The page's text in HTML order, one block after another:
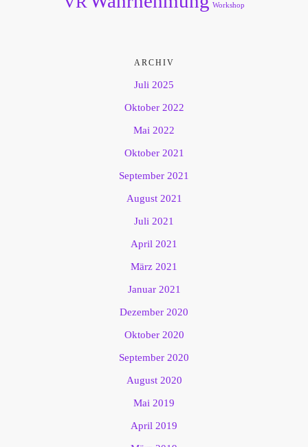
Workshop
ARCHIV
Juli 2025
Oktober 2022
Mai 2022
Oktober 2021
September 2021
August 2021
Juli 2021
April 2021
März 2021
Januar 2021
Dezember 2020
Oktober 2020
September 2020
August 2020
Mai 2019
April 2019